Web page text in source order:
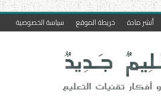
أنشر مادة خريطة الموقع سياسة الخصوصية